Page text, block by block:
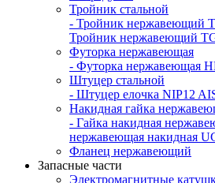
Тройник стальной
- Тройник нержавеющий
Тройник нержавеющий
Футорка нержавеющая
- Футорка нержавеющая
Штуцер стальной
- Штуцер елочка NIP12
Накидная гайка
- Гайка накидная
нержавеющая накидная
Фланец нержавеющий
Запасные части
Электромагнитные